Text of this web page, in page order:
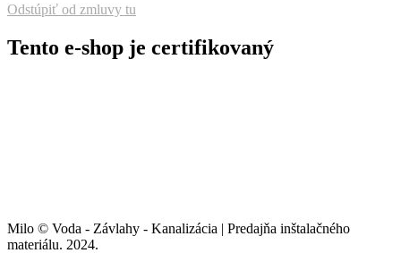
Odstúpiť od zmluvy tu
Tento e-shop je certifikovaný
Milo © Voda - Závlahy - Kanalizácia | Predajňa inštalačného
materiálu. 2024.